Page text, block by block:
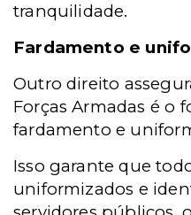
tranquilidade.
Fardamento e
Outro direito
Forças Armadas é o
fardamento e
Isso garante que
uniformizados e